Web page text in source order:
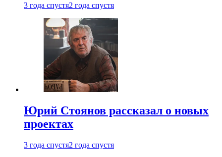
3 года спустя2 года спустя
Юрий Стоянов рассказал о новых
проектах
3 года спустя2 года спустя